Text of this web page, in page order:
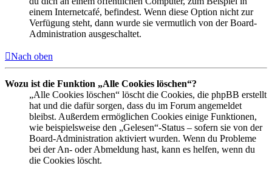
einem Internetcafé, befindest. Wenn diese Option nicht zur
Verfügung steht, dann wurde sie vermutlich von der Board-
Administration ausgeschaltet.
Nach oben
Wozu ist die Funktion „Alle Cookies löschen“?
„Alle Cookies löschen“ löscht die Cookies, die phpBB erstellt
hat und die dafür sorgen, dass du im Forum angemeldet
bleibst. Außerdem ermöglichen Cookies einige Funktionen,
wie beispielsweise den „Gelesen“-Status – sofern sie von der
Board-Administration aktiviert wurden. Wenn du Probleme
bei der An- oder Abmeldung hast, kann es helfen, wenn du
die Cookies löscht.